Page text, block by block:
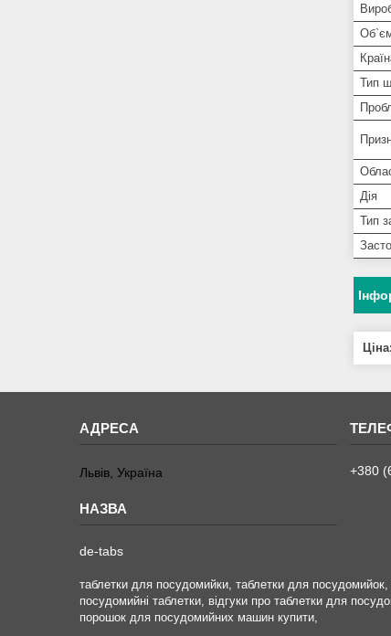
Тип
Дія
Тип
Ціна:
Львів, Україна
de-tabs
+380
таблетки для посудомийки, таблетки для
посудомийні таблетки, відгуки про таблетки для
порошок для посудомийних машин купити,